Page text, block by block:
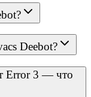
Deebot?
Error 3 — что